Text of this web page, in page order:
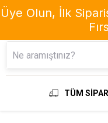
TÜM
Üye Olun, İlk